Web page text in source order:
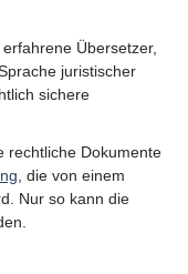
Übersetzer,
juristischer
sichere
rechtliche Dokumente
, die von einem
Nur so kann die